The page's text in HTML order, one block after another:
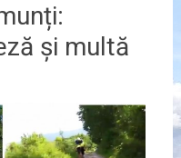
și multă